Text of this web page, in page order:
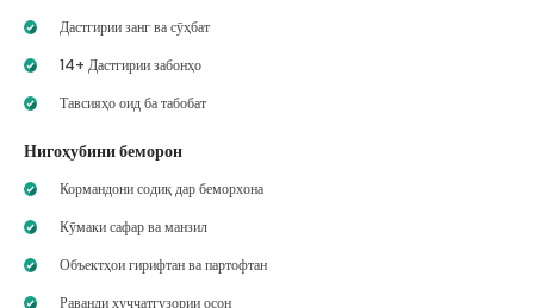
Дастгирии занг ва сӯҳбат
14+ Дастгирии забонҳо
Тавсияҳо оид ба табобат
Нигоҳубини беморон
Кормандони содиқ дар беморхона
Кӯмаки сафар ва манзил
Объектҳои гирифтан ва партофтан
Раванди ҳуҷҷатгузории осон